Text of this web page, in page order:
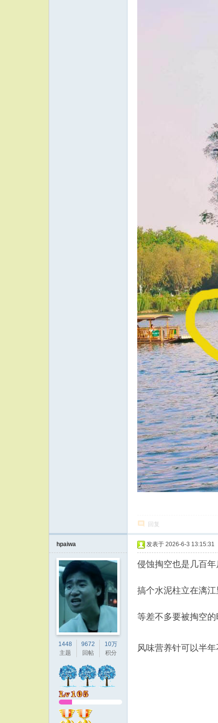
回复
hpaiwa
1448
主题
9672
回帖
10万
积分
发表于 2026-6-3 13:15:31
侵蚀掏空也是几百
搞个水泥柱立在漓
等差不多要被掏空
风味营养针可以半